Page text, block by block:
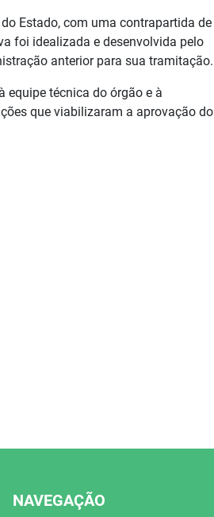
Estado, com uma contrapartida de
foi idealizada e desenvolvida pelo
anterior para sua tramitação.
equipe técnica do órgão e à
que viabilizaram a aprovação do
NAVEGAÇÃO